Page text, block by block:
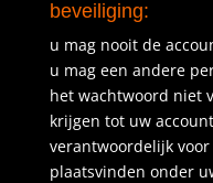
beveiliging:
u mag nooit de
u mag een andere
het wachtwoord niet
krijgen tot uw
verantwoordelijk
plaatsvinden onder